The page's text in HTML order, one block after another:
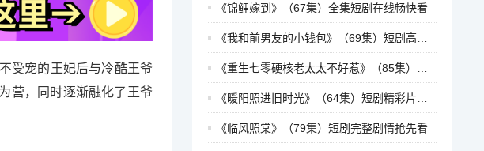
受宠的王妃后与冷酷王爷
营，同时逐渐融化了王爷
《锦鲤嫁到》（67集）全集短剧在线畅快看
《我和前男友的小钱包》（69集）短剧高清画质流畅播放
《重生七零硬核老太太不好惹》（85集）短剧完整版一次看过瘾
《暖阳照进旧时光》（64集）短剧精彩片段抢先看
《临风照棠》（79集）短剧完整剧情抢先看